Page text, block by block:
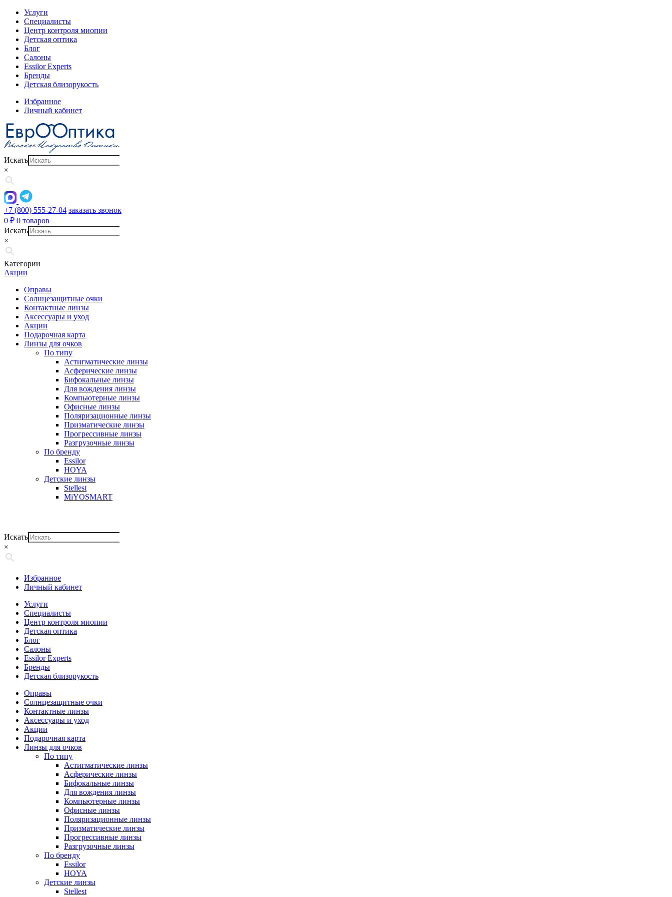
Услуги
Специалисты
Центр контроля миопии
Детская оптика
Блог
Салоны
Essilor Experts
Бренды
Детская близорукость
Избранное
Личный кабинет
Искать
×
+7 (800) 555-27-04 заказать звонок
0 ₽ 0 товаров
Искать
×
Категории
Акции
Оправы
Солнцезащитные очки
Контактные линзы
Аксессуары и уход
Акции
Подарочная карта
Линзы для очков
По типу
Астигматические линзы
Асферические линзы
Бифокальные линзы
Для вождения линзы
Компьютерные линзы
Офисные линзы
Поляризационные линзы
Призматические линзы
Прогрессивные линзы
Разгрузочные линзы
По бренду
Essilor
HOYA
Детские линзы
Stellest
MiYOSMART
Искать
×
Избранное
Личный кабинет
Услуги
Специалисты
Центр контроля миопии
Детская оптика
Блог
Салоны
Essilor Experts
Бренды
Детская близорукость
Оправы
Солнцезащитные очки
Контактные линзы
Аксессуары и уход
Акции
Подарочная карта
Линзы для очков
По типу
Астигматические линзы
Асферические линзы
Бифокальные линзы
Для вождения линзы
Компьютерные линзы
Офисные линзы
Поляризационные линзы
Призматические линзы
Прогрессивные линзы
Разгрузочные линзы
По бренду
Essilor
HOYA
Детские линзы
Stellest